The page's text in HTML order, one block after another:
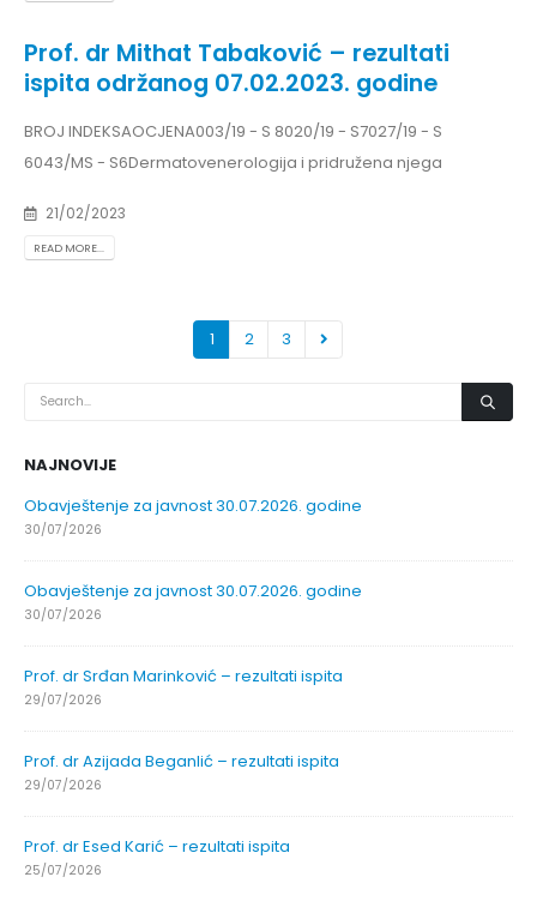
Prof. dr Mithat Tabaković – rezultati
ispita održanog 07.02.2023. godine
BROJ INDEKSAOCJENA003/19 - S 8020/19 - S7027/19 - S
6043/MS - S6Dermatovenerologija i pridružena njega
21/02/2023
READ MORE...
1 2 3
NAJNOVIJE
Obavještenje za javnost 30.07.2026. godine
30/07/2026
Obavještenje za javnost 30.07.2026. godine
30/07/2026
Prof. dr Srđan Marinković – rezultati ispita
29/07/2026
Prof. dr Azijada Beganlić – rezultati ispita
29/07/2026
Prof. dr Esed Karić – rezultati ispita
25/07/2026